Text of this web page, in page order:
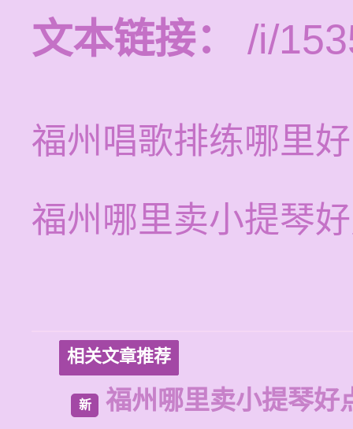
文本链接：
/i/
福州唱歌排练哪里好
福州哪里卖小提琴
相关文章推荐
新 福州哪里卖小提琴好